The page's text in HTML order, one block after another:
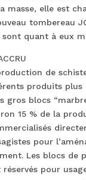
masse, elle est
tombereau
sont quant à eux
de
produits plus
gros blocs
15 % de la
pour
Les blocs de
pour